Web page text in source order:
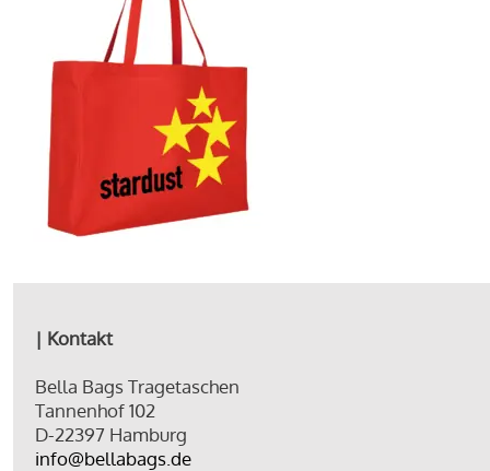
| Kontakt
Bella Bags Tragetaschen
Tannenhof 102
D-22397 Hamburg
info@bellabags.de